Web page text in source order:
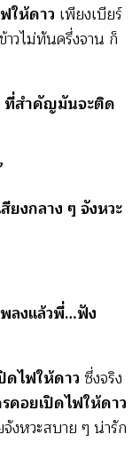
ให้ดาว เพียงเบียร์
วไม่ทันครึ่งจาน ก็
ที่สำคัญมันจะติด
งกลาง ๆ จังหวะ
ลงแล้วพี่…ฟัง
ดไฟให้ดาว ซึ่งจริง
คอยเปิดไฟให้ดาว
งหวะสบาย ๆ น่ารัก